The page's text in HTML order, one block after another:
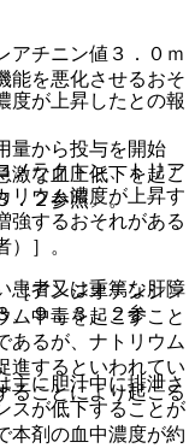
が上昇したとの報
ノラクトン、トリア
リウム濃度が上昇す
強するおそれがある
］。
［アンジオテンシン
ム中毒を起こすこと
あるが、ナトリウム
進するといわれてい
ることにより起こる
アチニン値３．０ｍ
能を悪化させるおそ
量から投与を開始
激な血圧低下を起こ
．２参照〕。
患者又は重篤な肝障
、９．３．２参
に胆汁中に排泄さ
スが低下することが
本剤の血中濃度が約